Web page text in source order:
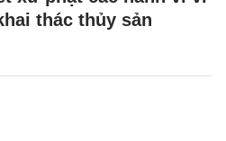
thác thủy sản